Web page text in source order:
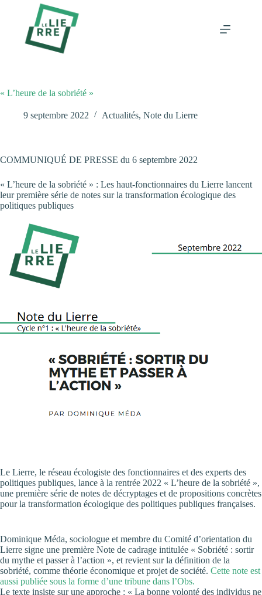
« L’heure de la sobriété »
9 septembre 2022 Actualités, Note du Lierre
COMMUNIQUÉ DE PRESSE du 6 septembre 2022
« L’heure de la sobriété » : Les haut-fonctionnaires du Lierre lancent
leur première série de notes sur la transformation écologique des
politiques publiques
Le Lierre, le réseau écologiste des fonctionnaires et des experts des
politiques publiques, lance à la rentrée 2022 « L’heure de la sobriété »,
une première série de notes de décryptages et de propositions concrètes
pour la transformation écologique des politiques publiques françaises.
Dominique Méda, sociologue et membre du Comité d’orientation du
Lierre signe une première Note de cadrage intitulée « Sobriété : sortir
du mythe et passer à l’action », et revient sur la définition de la
sobriété, comme théorie économique et projet de société. Cette note est
aussi publiée sous la forme d’une tribune dans l’Obs.
Le texte insiste sur une approche : « La bonne volonté des individus ne